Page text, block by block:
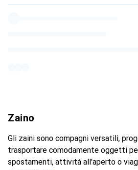
Zaino
Gli zaini sono compagni versatili,
trasportare comodamente oggetti
spostamenti, attività all'aperto o